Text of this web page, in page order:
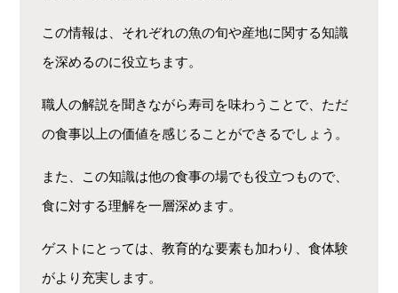
この情報は、それぞれの魚の旬や産地に関する知識
を深めるのに役立ちます。
職人の解説を聞きながら寿司を味わうことで、ただ
の食事以上の価値を感じることができるでしょう。
また、この知識は他の食事の場でも役立つもので、
食に対する理解を一層深めます。
ゲストにとっては、教育的な要素も加わり、食体験
がより充実します。